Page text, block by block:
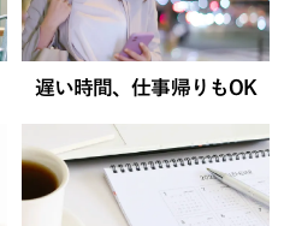
遅い時間、仕事帰りもOK